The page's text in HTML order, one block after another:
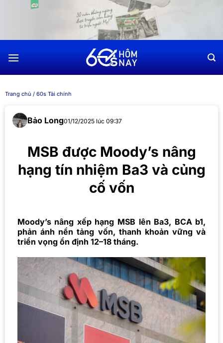
dung
Trang chủ / 60s Tài chính
Bảo Long01/12/2025 lúc 09:37
MSB được Moody’s nâng
hạng tín nhiệm Ba3 và củng
cố vốn
Moody’s nâng xếp hạng MSB lên Ba3, BCA b1,
phản ánh nền tảng vốn, thanh khoản vững và
triển vọng ổn định 12–18 tháng.